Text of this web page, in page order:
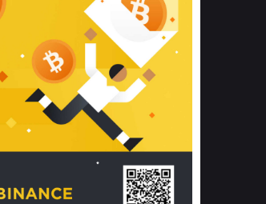
thêm các nghiên cứu khoa học về tác
động của giấc ngủ và môi trường
phòng ngủ đối với sức khỏe con
người tại Sleep Foundation (External
Link) để có cái nhìn toàn diện hơn.
2. Các tiêu chí vàng khi lựa chọn
chăn ga gối đệm cao cấp cho phòng
ngủ
Để sở hữu một bộ chăn ga gối đệm
cao cấp hoàn hảo cả về thẩm mỹ lẫn
công năng, người tiêu dùng cần cân
nhắc kỹ lưỡng các tiêu chí quan trọng